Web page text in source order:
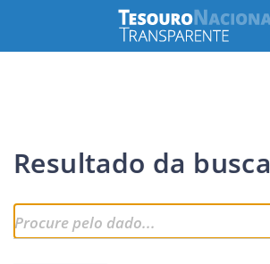
Resultado da busca